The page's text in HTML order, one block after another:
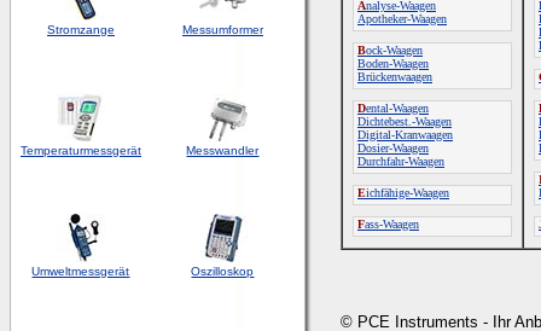
Stromzange Messumformer
Temperaturmessgerät Messwandler
Umweltmessgerät Oszilloskop
Analyse-Waagen
Apotheker-Waagen
Bock-Waagen
Boden-Waagen
Brückenwaagen
Dental-Waagen
Dichtebest.-Waagen
Digital-Kranwaagen
Dosier-Waagen
Durchfahr-Waagen
Eichfähige-Waagen
Fass-Waagen
© PCE Instruments - Ihr